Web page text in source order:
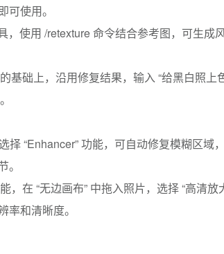
可使用。
，使用 /retexture 命令结合参考图，可生成
基础上，沿用修复结果，输入 “给黑白照上
择 “Enhancer” 功能，可自动修复模糊区域
，在 “无边画布” 中拖入照片，选择 “高清放
率和清晰度。